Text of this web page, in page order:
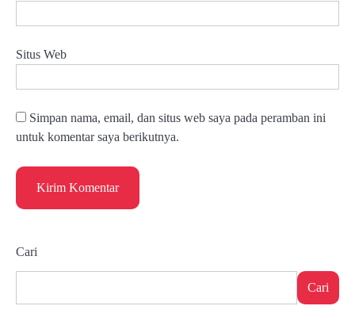
Situs Web
Simpan nama, email, dan situs web saya pada peramban ini
untuk komentar saya berikutnya.
Cari
Cari